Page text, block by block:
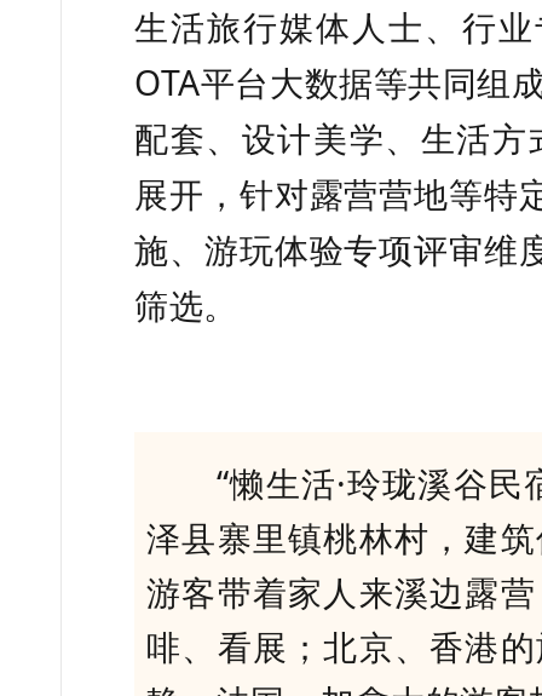
生活旅行媒体人士、行
OTA平台大数据等共同组
配套、设计美学、生活
展开，针对露营营地等特
施、游玩体验专项评审维
筛选。
“懒生活·玲珑溪谷民
泽县寨里镇桃林村，建
游客带着家人来溪边露
啡、看展；北京、香港